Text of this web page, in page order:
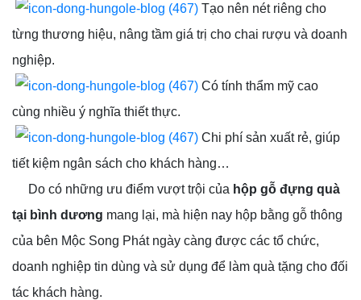
Tạo nên nét riêng cho
từng thương hiệu, nâng tầm giá trị cho chai rượu và doanh
nghiệp.
Có tính thẩm mỹ cao
cùng nhiều ý nghĩa thiết thực.
Chi phí sản xuất rẻ, giúp
tiết kiệm ngân sách cho khách hàng…
Do có những ưu điểm vượt trội của hộp gỗ đựng quà
tại bình dương mang lại, mà hiện nay hộp bằng gỗ thông
của bên Mộc Song Phát ngày càng được các tổ chức,
doanh nghiệp tin dùng và sử dụng để làm quà tặng cho đối
tác khách hàng.